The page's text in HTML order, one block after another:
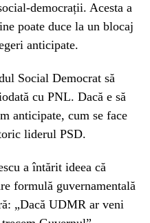
democrații. Acesta a
poate duce la un blocaj
anticipate.
Social Democrat să
cu PNL. Dacă e să
anticipate, cum se face
liderul PSD.
a întărit ideea că
formulă guvernamentală
„Dacă UDMR ar veni